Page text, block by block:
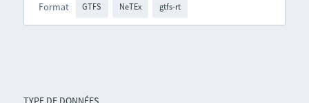
Format GTFS NeTEx gtfs-rt